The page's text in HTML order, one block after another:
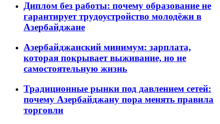
Диплом без работы: почему образование не
гарантирует трудоустройство молодёжи в
Азербайджане
Азербайджанский минимум: зарплата,
которая покрывает выживание, но не
самостоятельную жизнь
Традиционные рынки под давлением сетей:
почему Азербайджану пора менять правила
торговли